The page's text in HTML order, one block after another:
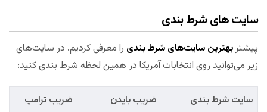
سایت های شرط بندی
پیشتربهترین سایت‌های شرط بندی را معرفی کردیم. در سایت‌های
زیر می‌توانید روی انتخابات آمریکا در همین لحظه شرط بندی کنید:
سایت شرط بندی ضریب بایدن
ضریب ترامپ